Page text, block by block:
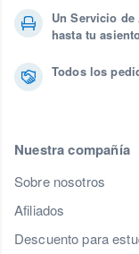
Un Servicio
hasta tu
Todos los
Nuestra compañía
Sobre nosotros
Afiliados
Descuento para